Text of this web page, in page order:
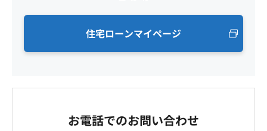
住宅ローンマイページ
お電話でのお問い合わせ